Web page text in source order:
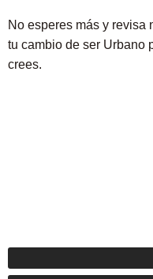
No esperes más y revisa
tu cambio de ser Urbano
crees.